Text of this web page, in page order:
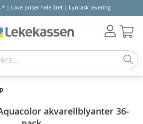
* | Lave priser hele året | Lynrask levering
akvarellblyanter 36-